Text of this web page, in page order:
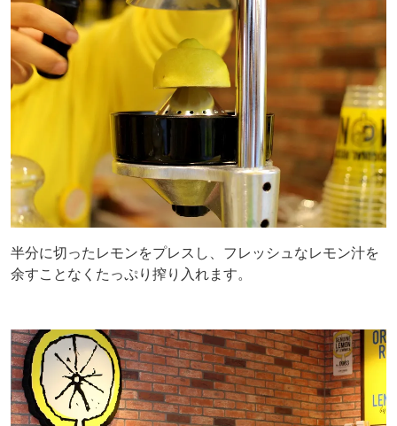
半分に切ったレモンをプレスし、フレッシュなレモン汁を
余すことなくたっぷり搾り入れます。